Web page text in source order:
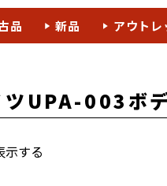
品 新品 アウトレ
ツUPA-003ボ
示する